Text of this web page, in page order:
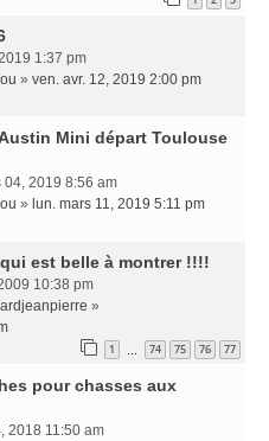
1:37 pm
» ven. avr. 12, 2019 2:00 pm
Mini départ Toulouse
04, 2019 8:56 am
» lun. mars 11, 2019 5:11 pm
est belle à montrer !!!!
10:38 pm
»
1 … 74 75 76 77
pour chasses aux
2018 11:50 am